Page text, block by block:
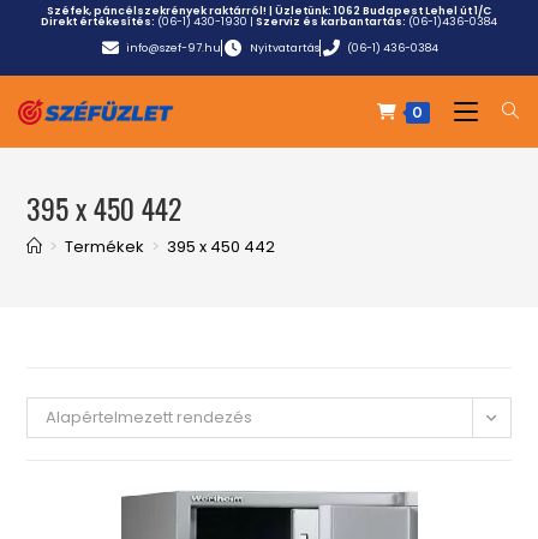
Széfek, páncélszekrények raktárról! | Üzletünk:1062 Budapest Lehel út 1/C
Direkt értékesítés: (06-1) 430-1930 | Szerviz és karbantartás: (06-1)436-0384
info@szef-97.hu
Nyitvatartás (06-1) 436-0384
0
395 x 450 442
> Termékek > 395 x 450 442
Alapértelmezett rendezés